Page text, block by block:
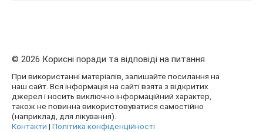
© 2026 Корисні поради та відповіді на питання
При використанні матеріалів, залишайте посилання на
наш сайт. Вся інформація на сайті взята з відкритих
джерел і носить виключно інформаційний характер,
також не повинна використовуватися самостійно
(наприклад, для лікування).
Контакти | Політика конфіденційності